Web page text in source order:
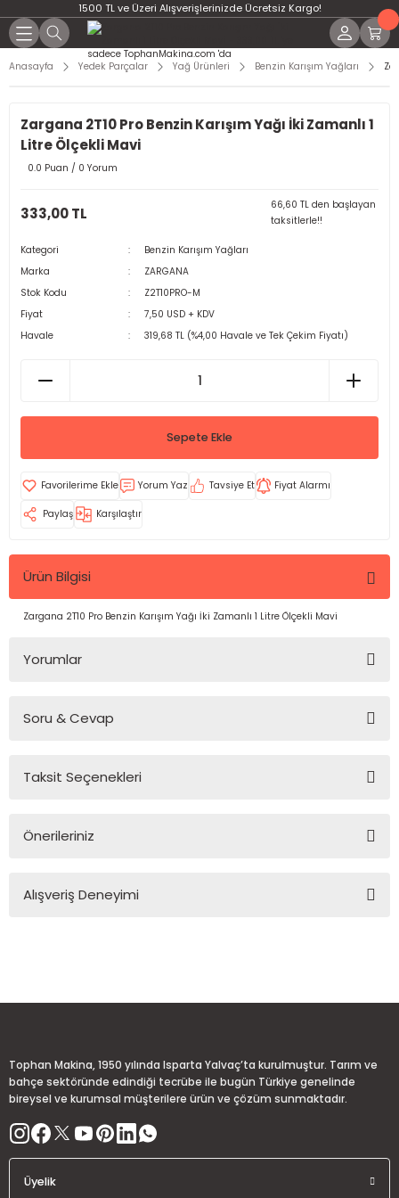
1500 TL ve Üzeri Alışverişlerinizde Ücretsiz Kargo!
Anasayfa Yedek Parçalar Yağ Ürünleri Benzin Karışım Yağları
Zargana 2T10 Pro Benzin Karışım Yağı İki Zamanlı 1
Litre Ölçekli Mavi
0.0 Puan / 0 Yorum
333,00 TL
66,60 TL den başlayan
taksitlerle!!
Kategori
Benzin Karışım Yağları
Marka
ZARGANA
Stok Kodu
Z2T10PRO-M
Fiyat
7,50 USD + KDV
Havale
319,68 TL (%4,00 Havale ve Tek Çekim Fiyatı)
Sepete Ekle
Yorum Yaz Tavsiye Et Fiyat Alarmı
Paylaş Karşılaştır
Ürün Bilgisi
Zargana 2T10 Pro Benzin Karışım Yağı İki Zamanlı 1 Litre Ölçekli Mavi
Yorumlar
Soru & Cevap
Ürün hakkında henüz soru sorulmamış.
Taksit Seçenekleri
Önerileriniz
konularda yetersiz gördüğünüz noktaları öneri formunu
Bu ürüne benzer farklı alternatifler olmalı.
Alışveriş Deneyimi
Tophan Makina, 1950 yılında Isparta Yalvaç’ta kurulmuştur. Tarım ve
bahçe sektöründe edindiği tecrübe ile bugün Türkiye genelinde
bireysel ve kurumsal müşterilere ürün ve çözüm sunmaktadır.
Üyelik